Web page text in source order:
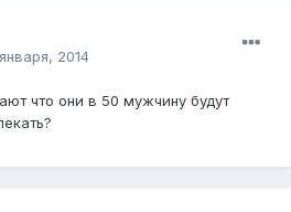
2014
что они в 50 мужчину будут